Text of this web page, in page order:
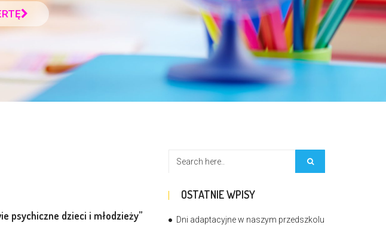
psychiczne dzieci i młodzieży”
OSTATNIE WPISY
Dni adaptacyjne w naszym przedszkolu